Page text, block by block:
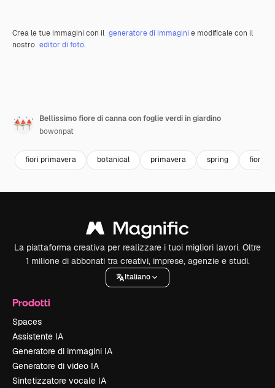
Crea le tue immagini con il generatore di immagini e modificale con il
nostro editor di foto.
Bellissimo fiore di canna con foglie verdi in giardino
bowonpat
fiori primavera botanical primavera spring fiori
La piattaforma creativa per realizzare i tuoi migliori lavori. Oltre
1 milione di abbonati tra creativi, imprese, agenzie e studi.
Italiano
Prodotti
Spaces
Assistente IA
Generatore di immagini IA
Generatore di video IA
Sintetizzatore vocale IA